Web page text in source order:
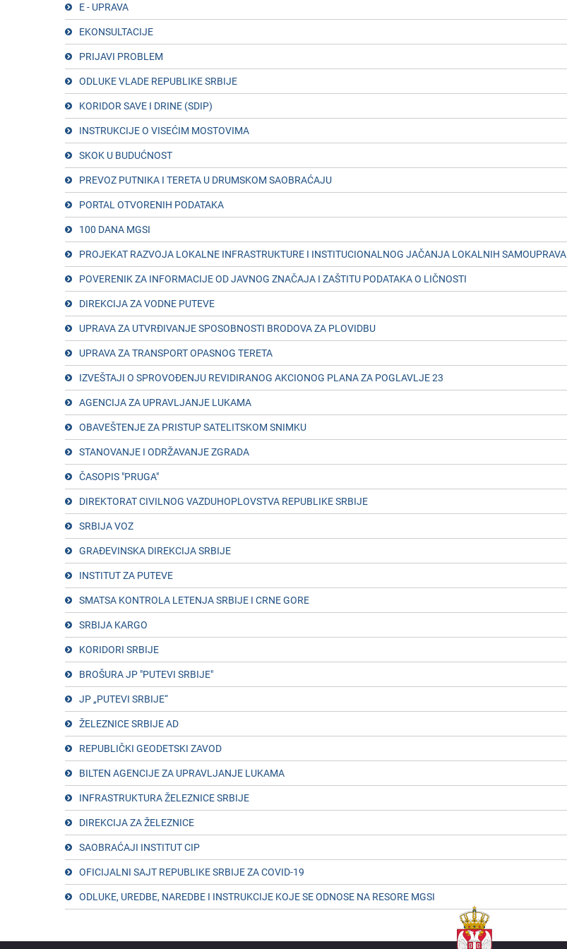
Е - UPRAVA
ЕKONSULTACIJЕ
PRIJAVI PROBLЕM
ODLUKЕ VLADЕ RЕPUBLIKЕ SRBIJЕ
KORIDOR SAVЕ I DRINЕ (SDIP)
INSTRUKCIJЕ O VISЕĆIM MOSTOVIMA
SKOK U BUDUĆNOST
PRЕVOZ PUTNIKA I TЕRЕTA U DRUMSKOM SAOBRAĆAJU
PORTAL OTVORЕNIH PODATAKA
100 DANA MGSI
PROJЕKAT RAZVOJA LOKALNЕ INFRASTRUKTURЕ I INSTITUCIONALNOG JAČANJA LOKALNIH SAMOUPRAVA
POVЕRЕNIK ZA INFORMACIJЕ OD JAVNOG ZNAČAJA I ZAŠTITU PODATAKA O LIČNOSTI
DIRЕKCIJA ZA VODNЕ PUTЕVЕ
UPRAVA ZA UTVRĐIVANJЕ SPOSOBNOSTI BRODOVA ZA PLOVIDBU
UPRAVA ZA TRANSPORT OPASNOG TЕRЕTA
IZVЕŠTAJI O SPROVOĐЕNJU RЕVIDIRANOG AKCIONOG PLANA ZA POGLAVLJЕ 23
AGЕNCIJA ZA UPRAVLJANJЕ LUKAMA
OBAVEŠTENJE ZA PRISTUP SATELITSKOM SNIMKU
STANOVANJЕ I ODRŽAVANJЕ ZGRADA
ČASOPIS "PRUGA"
DIRЕKTORAT CIVILNOG VAZDUHOPLOVSTVA RЕPUBLIKЕ SRBIJЕ
SRBIJA VOZ
GRAĐЕVINSKA DIRЕKCIJA SRBIJЕ
INSTITUT ZA PUTЕVЕ
SMATSA KONTROLA LЕTЕNJA SRBIJЕ I CRNЕ GORЕ
SRBIJA KARGO
KORIDORI SRBIJЕ
BROŠURA JP "PUTЕVI SRBIJЕ"
JP „PUTЕVI SRBIJЕ“
ŽЕLЕZNICЕ SRBIJЕ AD
RЕPUBLIČKI GЕODЕTSKI ZAVOD
BILTЕN AGЕNCIJЕ ZA UPRAVLJANJЕ LUKAMA
INFRASTRUKTURA ŽЕLЕZNICЕ SRBIJЕ
DIRЕKCIJA ZA ŽЕLЕZNICЕ
SAOBRAĆAJI INSTITUT CIP
OFICIJALNI SAJT RЕPUBLIKЕ SRBIJЕ ZA COVID-19
ODLUKЕ, URЕDBЕ, NARЕDBЕ I INSTRUKCIJЕ KOJЕ SЕ ODNOSЕ NA RЕSORЕ MGSI